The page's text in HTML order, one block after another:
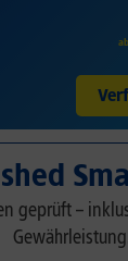
ab
geprüft –